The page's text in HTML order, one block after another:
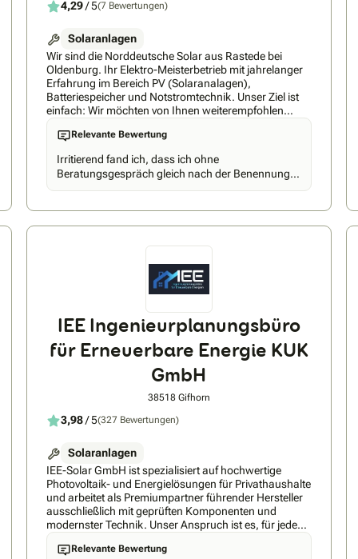
4,29/ 5(7 Bewertungen)
Solaranlagen
Wir sind die Norddeutsche Solar aus Rastede bei
Oldenburg. Ihr Elektro-Meisterbetrieb mit jahrelanger
Erfahrung im Bereich PV (Solaranalagen),
Batteriespeicher und Notstromtechnik. Unser Ziel ist
einfach: Wir möchten von Ihnen weiterempfohlen
werden. Dafür geben wir 100% jeden Tag. Wir bauen
jeden Tag Solaranlagen, Speicher und Notstrom auf.
wie ein Schweizer Uhrwerk. Fragen Sie unsere
Kunden. Wir freuen uns auf Ihre Anfrage. Ihr Team von
der Norddeutschen Solar
Relevante Bewertung
Irritierend fand ich, dass ich ohne
Beratungsgespräch gleich nach der Benennung
Gesamtpreis dargestellt. Auf weitere Nachfrage
Solarmodul und der Preis für den Speicher
IEE Ingenieurplanungsbüro
für Erneuerbare Energie KUK
GmbH
38518 Gifhorn
3,98/ 5(327 Bewertungen)
Solaranlagen
IEE-Solar GmbH ist spezialisiert auf hochwertige
Photovoltaik- und Energielösungen für Privathaushalte
und arbeitet als Premiumpartner führender Hersteller
ausschließlich mit geprüften Komponenten und
modernster Technik. Unser Anspruch ist es, für jeden
Kunden die technisch beste und langlebigste Lösung
zu realisieren – effizient, zuverlässig und zu einem
Relevante Bewertung